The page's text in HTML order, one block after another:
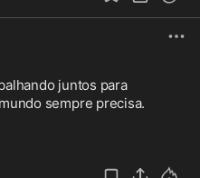
juntos para
sempre precisa.